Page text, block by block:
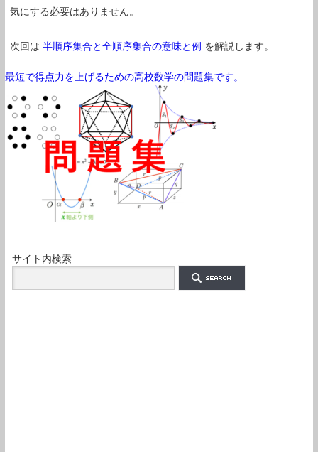
気にする必要はありません。
次回は 半順序集合と全順序集合の意味と例 を解説します。
最短で得点力を上げるための高校数学の問題集です。
サイト内検索